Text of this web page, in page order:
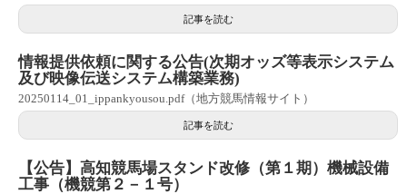
記事を読む
情報提供依頼に関する公告(次期オッズ等表示システム
及び映像伝送システム構築業務)
20250114_01_ippankyousou.pdf（地方競馬情報サイト）
記事を読む
【公告】高知競馬場スタンド改修（第１期）機械設備
工事（機競第２－１号）